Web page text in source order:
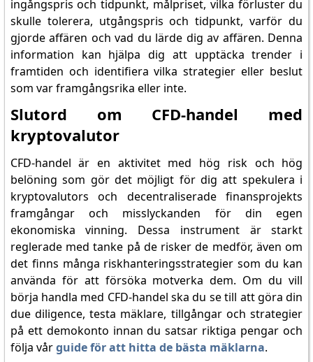
ingångspris och tidpunkt, målpriset, vilka förluster du
skulle tolerera, utgångspris och tidpunkt, varför du
gjorde affären och vad du lärde dig av affären. Denna
information kan hjälpa dig att upptäcka trender i
framtiden och identifiera vilka strategier eller beslut
som var framgångsrika eller inte.
Slutord om CFD-handel med
kryptovalutor
CFD-handel är en aktivitet med hög risk och hög
belöning som gör det möjligt för dig att spekulera i
kryptovalutors och decentraliserade finansprojekts
framgångar och misslyckanden för din egen
ekonomiska vinning. Dessa instrument är starkt
reglerade med tanke på de risker de medför, även om
det finns många riskhanteringsstrategier som du kan
använda för att försöka motverka dem. Om du vill
börja handla med CFD-handel ska du se till att göra din
due diligence, testa mäklare, tillgångar och strategier
på ett demokonto innan du satsar riktiga pengar och
följa vårguide för att hitta de bästa mäklarna.